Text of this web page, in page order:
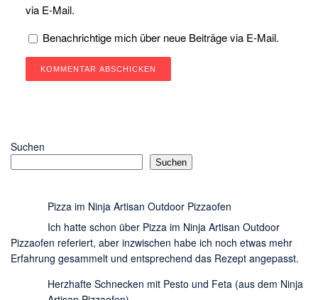
via E-Mail.
Benachrichtige mich über neue Beiträge via E-Mail.
Suchen
Suchen
Pizza im Ninja Artisan Outdoor Pizzaofen
Ich hatte schon über Pizza im Ninja Artisan Outdoor
Pizzaofen referiert, aber inzwischen habe ich noch etwas mehr
Erfahrung gesammelt und entsprechend das Rezept angepasst.
Herzhafte Schnecken mit Pesto und Feta (aus dem Ninja